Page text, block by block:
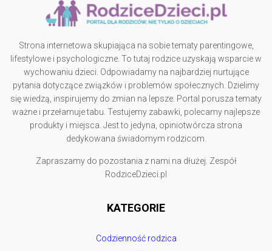
Strona internetowa skupiająca na sobie tematy parentingowe,
lifestylowe i psychologiczne. To tutaj rodzice uzyskają wsparcie w
wychowaniu dzieci. Odpowiadamy na najbardziej nurtujące
pytania dotyczące związków i problemów społecznych. Dzielimy
się wiedzą, inspirujemy do zmian na lepsze. Portal porusza tematy
ważne i przełamuje tabu. Testujemy zabawki, polecamy najlepsze
produkty i miejsca. Jest to jedyna, opiniotwórcza strona
dedykowana świadomym rodzicom.
Zapraszamy do pozostania z nami na dłużej. Zespół
RodziceDzieci.pl
KATEGORIE
Codzienność rodzica